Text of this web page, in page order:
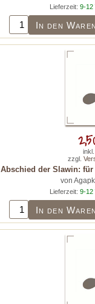
Lieferzeit: 9-12
In den
Abschied der Slawin:
von
Lieferzeit: 9-12
In den
zzgl.